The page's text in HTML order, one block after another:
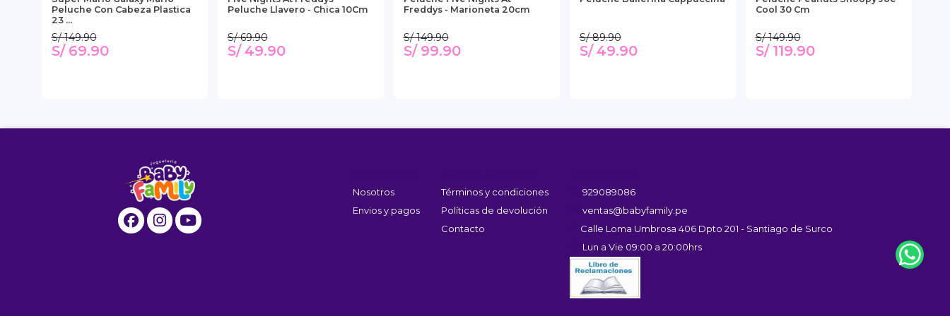
Peluche Con Cabeza Plastica
23 ...
S/ 149.90
S/ 69.90
Peluche Llavero - Chica 10Cm
S/ 69.90
S/ 49.90
Freddys - Marioneta 20cm
S/ 149.90
S/ 99.90
S/ 89.90
S/ 49.90
Cool 30 Cm
S/ 149.90
S/ 119.90
Nosotros
Envios y pagos
Términos y condiciones
Políticas de devolución
Contacto
929089086
ventas@babyfamily.pe
Calle Loma Umbrosa 406 Dpto 201 - Santiago de Surco
Lun a Vie 09:00 a 20:00hrs